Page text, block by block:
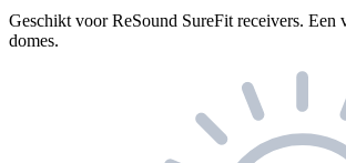
Geschikt voor ReSound SureFit receivers. Een
domes.